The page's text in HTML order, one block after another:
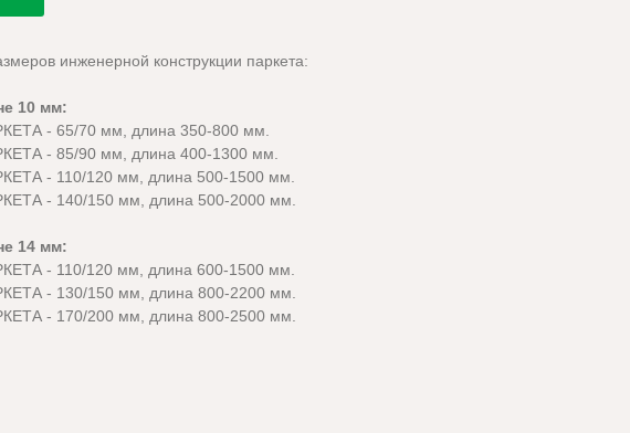
инженерной конструкции паркета:
10 мм:
- 65/70 мм, длина 350-800 мм.
- 85/90 мм, длина 400-1300 мм.
- 110/120 мм, длина 500-1500 мм.
- 140/150 мм, длина 500-2000 мм.
14 мм:
- 110/120 мм, длина 600-1500 мм.
- 130/150 мм, длина 800-2200 мм.
- 170/200 мм, длина 800-2500 мм.